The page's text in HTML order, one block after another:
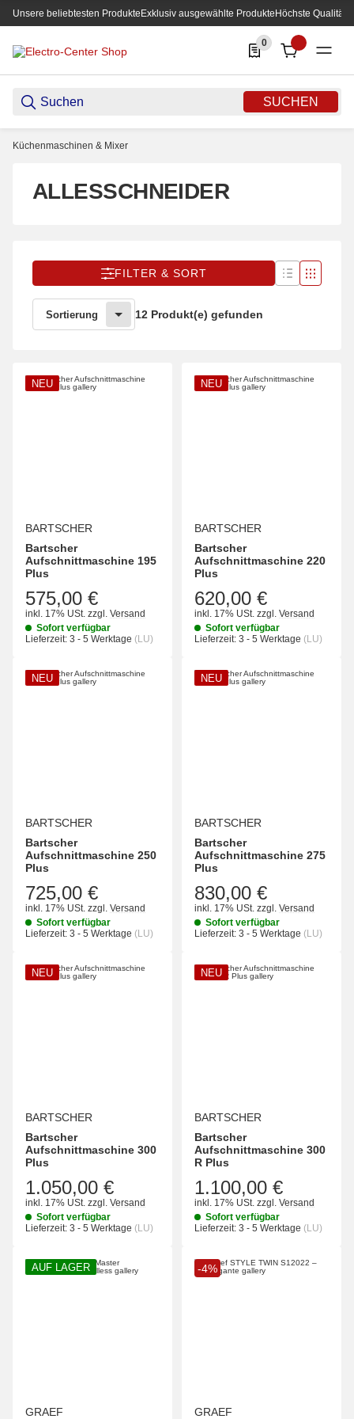
Unsere beliebtesten ProdukteExklusiv ausgewählte ProdukteHöchste Qualität
SUCHEN
0
0 Produkte in der
Küchenmaschinen & Mixer
ALLESSCHNEIDER
FILTER & SORT
Sortierung 12 Produkt(e) gefunden
NEU
BARTSCHER
Bartscher
Aufschnittmaschine 195
Plus
575,00 €
inkl. 17% USt. zzgl. Versand
Sofort verfügbar
Lieferzeit: 3 - 5 Werktage (LU)
NEU
BARTSCHER
Bartscher
Aufschnittmaschine 220
Plus
620,00 €
inkl. 17% USt. zzgl. Versand
Sofort verfügbar
Lieferzeit: 3 - 5 Werktage (LU)
NEU
BARTSCHER
Bartscher
Aufschnittmaschine 250
Plus
725,00 €
inkl. 17% USt. zzgl. Versand
Sofort verfügbar
Lieferzeit: 3 - 5 Werktage (LU)
NEU
BARTSCHER
Bartscher
Aufschnittmaschine 275
Plus
830,00 €
inkl. 17% USt. zzgl. Versand
Sofort verfügbar
Lieferzeit: 3 - 5 Werktage (LU)
NEU
BARTSCHER
Bartscher
Aufschnittmaschine 300
Plus
1.050,00 €
inkl. 17% USt. zzgl. Versand
Sofort verfügbar
Lieferzeit: 3 - 5 Werktage (LU)
NEU
BARTSCHER
Bartscher
Aufschnittmaschine 300
R Plus
1.100,00 €
inkl. 17% USt. zzgl. Versand
Sofort verfügbar
Lieferzeit: 3 - 5 Werktage (LU)
AUF LAGER
GRAEF
-4%
GRAEF